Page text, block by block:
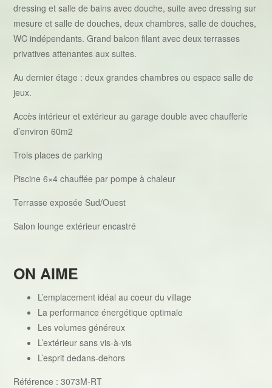
dressing et salle de bains avec douche, suite avec dressing sur
mesure et salle de douches, deux chambres, salle de douches,
WC indépendants. Grand balcon filant avec deux terrasses
privatives attenantes aux suites.
Au dernier étage : deux grandes chambres ou espace salle de
jeux.
Accès intérieur et extérieur au garage double avec chaufferie
d’environ 60m2
Trois places de parking
Piscine 6×4 chauffée par pompe à chaleur
Terrasse exposée Sud/Ouest
Salon lounge extérieur encastré
ON AIME
L’emplacement idéal au coeur du village
La performance énergétique optimale
Les volumes généreux
L’extérieur sans vis-à-vis
L’esprit dedans-dehors
Référence : 3073M-RT